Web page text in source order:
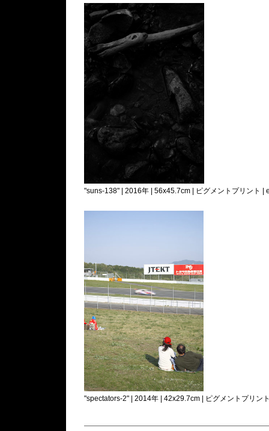
"suns-138" | 2016年 | 56x45.7cm | ピグメントプリント |
"spectators-2" | 2014年 | 42x29.7cm | ピグメントプリン